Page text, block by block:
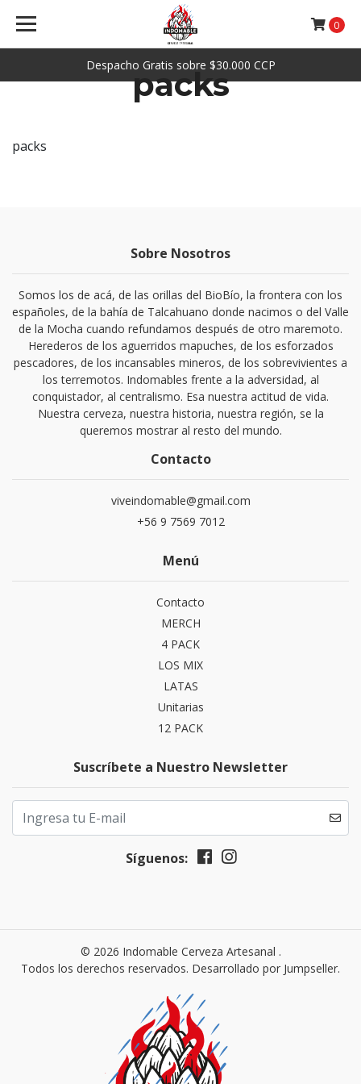
Despacho Gratis sobre $30.000 CCP
0
packs
packs
Sobre Nosotros
Somos los de acá, de las orillas del BioBío, la frontera con los
españoles, de la bahía de Talcahuano donde nacimos o del Valle
de la Mocha cuando refundamos después de otro maremoto.
Herederos de los aguerridos mapuches, de los esforzados
pescadores, de los incansables mineros, de los sobrevivientes a
los terremotos. Indomables frente a la adversidad, al
conquistador, al centralismo. Esa nuestra actitud de vida.
Nuestra cerveza, nuestra historia, nuestra región, se la
queremos mostrar al resto del mundo.
Contacto
viveindomable@gmail.com
+56 9 7569 7012
Menú
Contacto
MERCH
4 PACK
LOS MIX
LATAS
Unitarias
12 PACK
Suscríbete a Nuestro Newsletter
Síguenos:
© 2026 Indomable Cerveza Artesanal .
Todos los derechos reservados. Desarrollado por Jumpseller.